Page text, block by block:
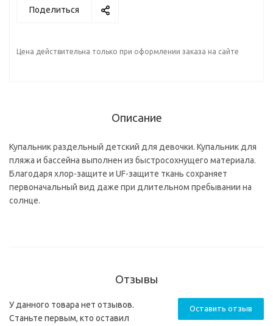
Поделиться
Цена действительна только при оформлении заказа на сайте
Описание
Купальник раздельный детский для девочки. Купальник для
пляжа и бассейна выполнен из быстросохнущего материала.
Благодаря хлор-защите и UF-защите ткань сохраняет
первоначальный вид даже при длительном пребывании на
солнце.
Отзывы
Оставить отзыв
У данного товара нет отзывов.
Станьте первым, кто оставил